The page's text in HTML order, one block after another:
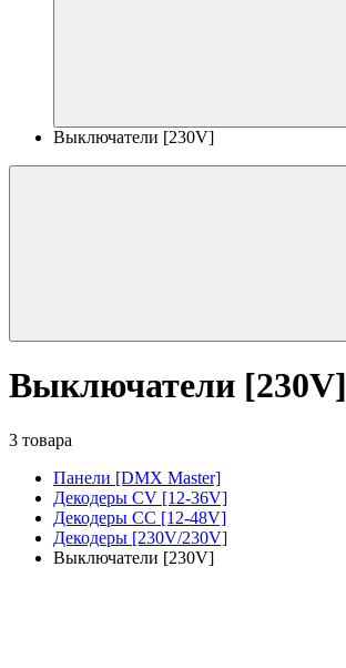
Выключатели [230V]
Выключатели [230V]
3 товара
Панели [DMX Master]
Декодеры CV [12-36V]
Декодеры CC [12-48V]
Декодеры [230V/230V]
Выключатели [230V]